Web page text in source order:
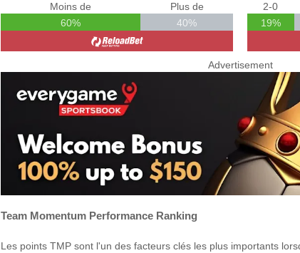
Moins de
60%
Plus de
40%
2-0
19%
Advertisement
Team Momentum Performance Ranking
Les points TMP sont l'un des facteurs clés les plus importants